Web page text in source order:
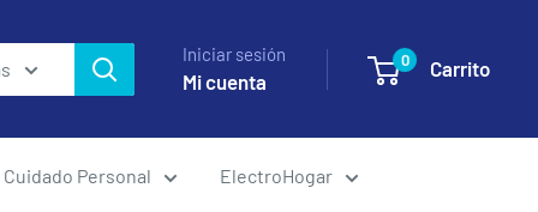
Iniciar sesión
Mi cuenta
0 Carrito
Cuidado Personal ElectroHogar